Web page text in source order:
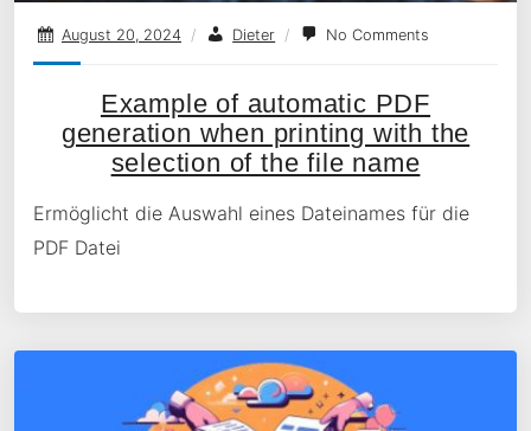
August 20, 2024 / Dieter / No Comments
Example of automatic PDF
generation when printing with the
selection of the file name
Ermöglicht die Auswahl eines Dateinames für die
PDF Datei